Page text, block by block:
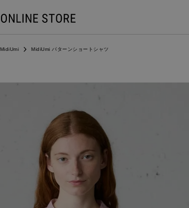
MidiUmi MidiUmi パターンショートシャツ